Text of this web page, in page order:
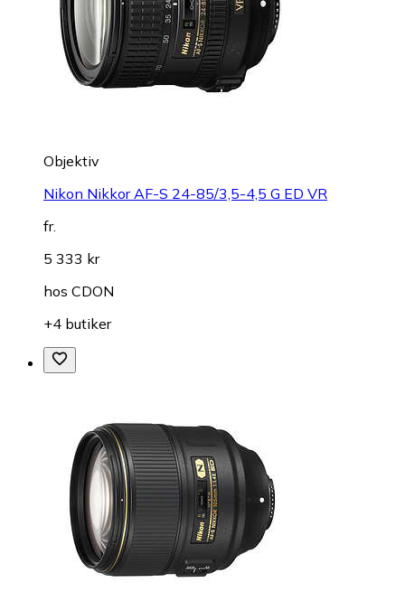
Objektiv
Nikon Nikkor AF-S 24-85/3,5-4,5 G ED VR
fr.
5 333 kr
hos CDON
+4 butiker